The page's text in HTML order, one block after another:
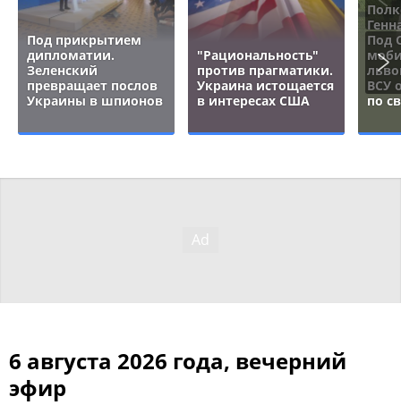
Под прикрытием
дипломатии.
Зеленский
превращает послов
Украины в шпионов
"Рациональность"
против прагматики.
Украина истощается
в интересах США
Под
ВСУ
по
6 августа 2026 года, вечерний
эфир